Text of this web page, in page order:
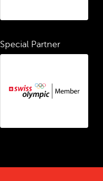
Special Partner